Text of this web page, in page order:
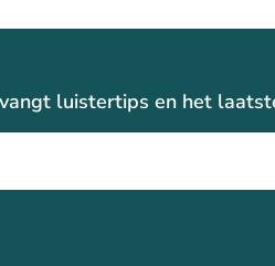
luistertips en het